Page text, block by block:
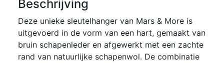
Beschrijving
Deze unieke sleutelhanger van Mars & More is
uitgevoerd in de vorm van een hart, gemaakt van
bruin schapenleder en afgewerkt met een zachte
rand van natuurlijke schapenwol. De combinatie